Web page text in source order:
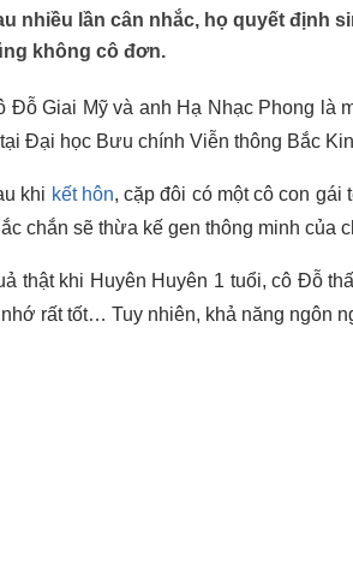
nhiều lần cân nhắc, họ quyết định
không cô đơn.
Đỗ Giai Mỹ và anh Hạ Nhạc Phong là
Đại học Bưu chính Viễn thông Bắc
khi kết hôn, cặp đôi có một cô con gái
chắn sẽ thừa kế gen thông minh của
thật khi Huyên Huyên 1 tuổi, cô Đỗ
rất tốt… Tuy nhiên, khả năng ngôn